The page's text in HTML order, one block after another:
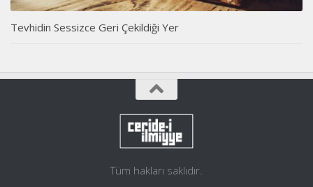
Tevhidin Sessizce Geri Çekildiği Yer
Tüm hakları saklıdır.